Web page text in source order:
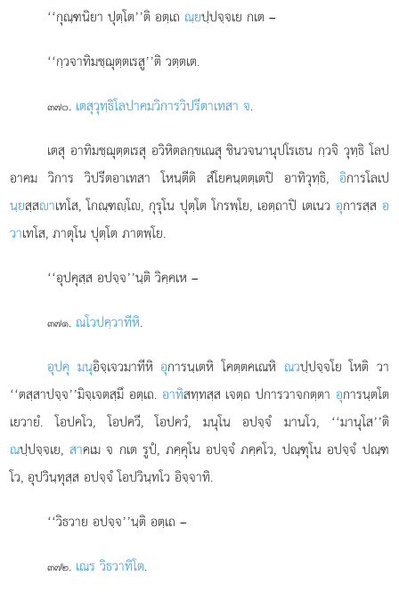
‘‘กุณฺฑนิยา ปุตฺโต’’ติ อตฺเถณฺยปฺปจฺจเย กเต –
‘‘กฺวจาทิมชฺฌุตฺตเรสู’’ติ วตฺตเต.
๓๗๐. เตสุวุทฺธิโลปาคมวิการวิปรีตาเทสา จ.
เตสุ อาทิมชฺฌุตฺตเรสุ อวิหิตลกฺขเณสุ ชินวจนานุปโรเธน กฺวจิ วุทฺธิ โลป
อาคม วิการ วิปรีตอาเทสา โหนฺตีติ สํโยคนฺตตฺเตปิ อาทิวุทฺธิ, อิการโลเป
นฺยสฺสาเทโส, โกณฺฑฺโ, กุรุโน ปุตฺโต โกรพฺโย, เอตฺถาปิ เตเนว อุการสฺส อ
วาเทโส, ภาตุโน ปุตฺโต ภาตพฺโย.
‘‘อุปคุสฺส อปจฺจ’’นฺติ วิคฺคเห –
๓๗๑.ณโวปคฺวาทีหิ.
อุปคุ มนุอิจฺเจวมาทีหิอุการนฺเตหิ โคตฺตคเณหิ ณวปฺปจฺจโย โหติ วา
‘‘ตสฺสาปจฺจ’’มิจฺเจตสฺมึ อตฺเถ. อาทิสทฺทสฺส เจตฺถ ปการวาจกตฺตา อุการนฺตโต
เยวายํ. โอปคโว, โอปควี, โอปควํ, มนุโน อปจฺจํ มานโว, ‘‘มานุโส’’ติ
ณปฺปจฺจเย, สาคเม จ กเต รูปํ, ภคฺคุโน อปจฺจํ ภคฺคโว, ปณฺฑุโน อปจฺจํ ปณฺฑ
โว, อุปวินฺทุสฺส อปจฺจํ โอปวินฺทโว อิจฺจาทิ.
‘‘วิธวาย อปจฺจ’’นฺติ อตฺเถ –
๓๗๒. เณร วิธวาทิโต.